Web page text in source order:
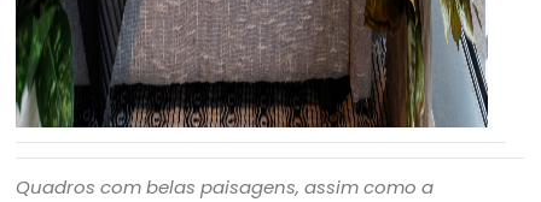
Quadros com belas paisagens, assim como a